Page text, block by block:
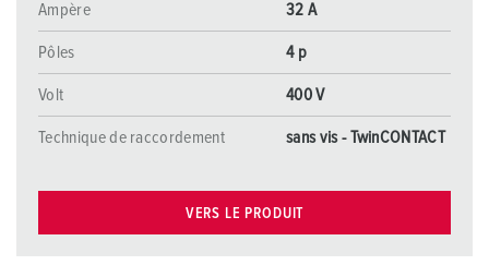
Ampère 32 A
Pôles 4 p
Volt 400 V
Technique de raccordement sans vis - TwinCONTACT
VERS LE PRODUIT